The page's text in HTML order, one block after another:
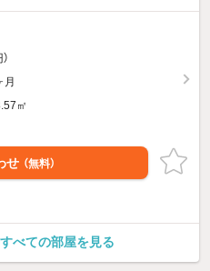
月
㎡
せ （無料）
べての部屋を見る